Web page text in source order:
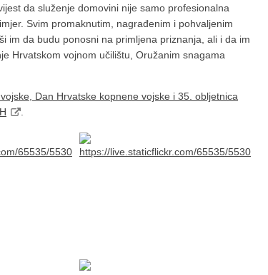
da služenje domovini nije samo profesionalna
Svim promaknutim, nagrađenim i pohvaljenim
im da budu ponosni na primljena priznanja, ali i da im
Hrvatskom vojnom učilištu, Oružanim snagama
Dan Hrvatske kopnene vojske i 35. obljetnica